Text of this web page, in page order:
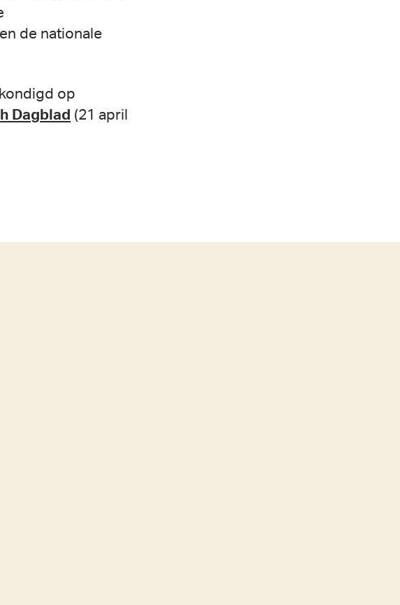
de nationale
op
Dagblad (21 april